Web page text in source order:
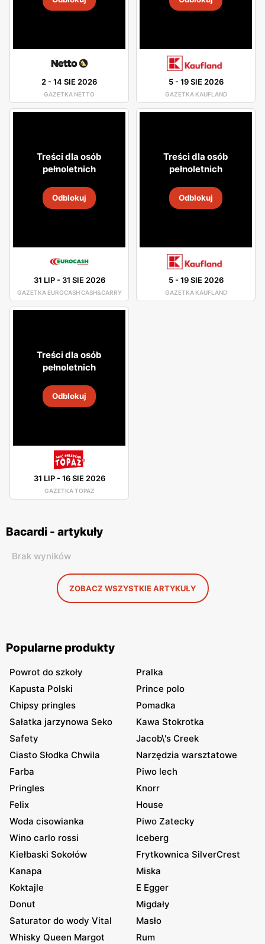
2-14 SIE 2026
GAZETKA NETTO
5-19 SIE 2026
GAZETKA KAUFLAND
Treści dla osób
pełnoletnich
Odblokuj
31 LIP- 31 SIE 2026
GAZETKA EUROCASH CASH&CARRY
Treści dla osób
pełnoletnich
Odblokuj
5-19 SIE 2026
GAZETKA KAUFLAND
Treści dla osób
pełnoletnich
Odblokuj
31 LIP-16 SIE 2026
GAZETKA TOPAZ
Bacardi - artykuły
Brak wyników
ZOBACZ WSZYSTKIE ARTYKUŁY
Popularne produkty
Powrot do szkoły
Pralka
Kapusta Polski
Prince polo
Chipsy pringles
Pomadka
Sałatka jarzynowa Seko
Kawa Stokrotka
Safety
Jacob\'s Creek
Ciasto Słodka Chwila
Narzędzia warsztatowe
Farba
Piwo lech
Pringles
Knorr
Felix
House
Woda cisowianka
Piwo Zatecky
Wino carlo rossi
Iceberg
Kiełbaski Sokołów
Frytkownica SilverCrest
Kanapa
Miska
Koktajle
E Egger
Donut
Migdały
Saturator do wody Vital
Masło
Whisky Queen Margot
Rum